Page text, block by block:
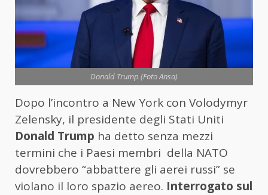
Donald Trump (Foto Ansa)
Dopo l’incontro a New York con Volodymyr
Zelensky, il presidente degli Stati Uniti
Donald Trump ha detto senza mezzi
termini che i Paesi membri della NATO
dovrebbero “abbattere gli aerei russi” se
violano il loro spazio aereo. Interrogato sul